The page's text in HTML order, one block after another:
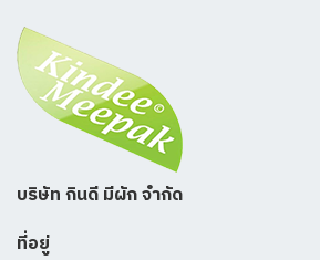
บริษัท กินดี มีผัก จำกัด
ที่อยู่